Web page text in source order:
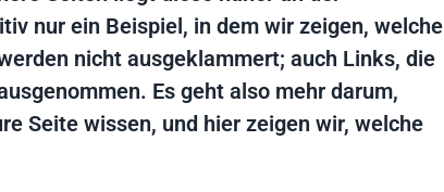
nur ein Beispiel, in dem wir zeigen, welche
nicht ausgeklammert; auch Links, die
Es geht also mehr darum,
Seite wissen, und hier zeigen wir, welche